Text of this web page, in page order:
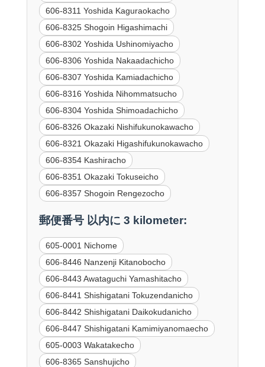
606-8311 Yoshida Kaguraokacho
606-8325 Shogoin Higashimachi
606-8302 Yoshida Ushinomiyacho
606-8306 Yoshida Nakaadachicho
606-8307 Yoshida Kamiadachicho
606-8316 Yoshida Nihommatsucho
606-8304 Yoshida Shimoadachicho
606-8326 Okazaki Nishifukunokawacho
606-8321 Okazaki Higashifukunokawacho
606-8354 Kashiracho
606-8351 Okazaki Tokuseicho
606-8357 Shogoin Rengezocho
郵便番号 以内に 3 kilometer:
605-0001 Nichome
606-8446 Nanzenji Kitanobocho
606-8443 Awataguchi Yamashitacho
606-8441 Shishigatani Tokuzendanicho
606-8442 Shishigatani Daikokudanicho
606-8447 Shishigatani Kamimiyanomaecho
605-0003 Wakatakecho
606-8365 Sanshujicho